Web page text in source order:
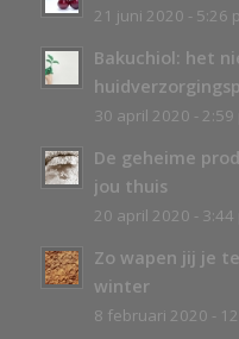
21 juni 2020 - 5:26
Bakuchiol: het
30 april 2020 - 2:59
De geheime
jou thuis
20 april 2020 - 3:44
Zo wapen jij je
winter
8 februari 2020 -